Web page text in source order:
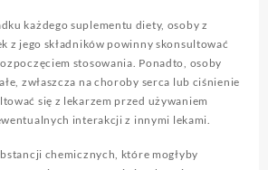
każdego suplementu diety, osoby z
z jego składników powinny skonsultować
stosowania. Ponadto, osoby
zwłaszcza na choroby serca lub ciśnienie
się z lekarzem przed używaniem
interakcji z innymi lekami.
chemicznych, które mogłyby